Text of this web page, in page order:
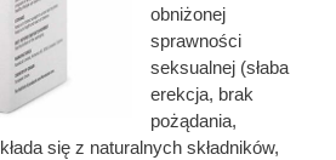
obniżonej
sprawności
seksualnej (słaba
erekcja, brak
pożądania,
się z naturalnych składników,